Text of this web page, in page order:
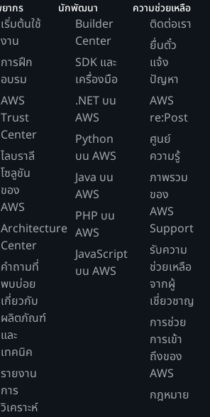
ากร
เริ่มต้นใช้
งาน
การฝึก
อบรม
AWS
Trust
Center
ไลบราลี
โซลูชัน
ของ
AWS
Architecture
Center
คำถามที่
พบบ่อย
เกี่ยวกับ
ผลิตภัณฑ์
และ
เทคนิค
รายงาน
การ
วิเคราะห์
นักพัฒนา
Builder
Center
SDK และ
เครื่องมือ
.NET บน
AWS
Python
บน AWS
Java บน
AWS
PHP บน
AWS
JavaScript
บน AWS
ความช่วยเหลือ
ติดต่อเรา
ยื่นตั๋ว
แจ้ง
ปัญหา
AWS
re:Post
ศูนย์
ความรู้
ภาพรวม
ของ
AWS
Support
รับความ
ช่วยเหลือ
จากผู้
เชี่ยวชาญ
การช่วย
การเข้า
ถึงของ
AWS
กฎหมาย